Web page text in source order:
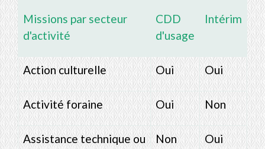
Missions par secteur
d'activité
CDD
d'usage
Intérim
Action culturelle Oui Oui
Activité foraine Oui Non
Assistance technique ou
Non Oui